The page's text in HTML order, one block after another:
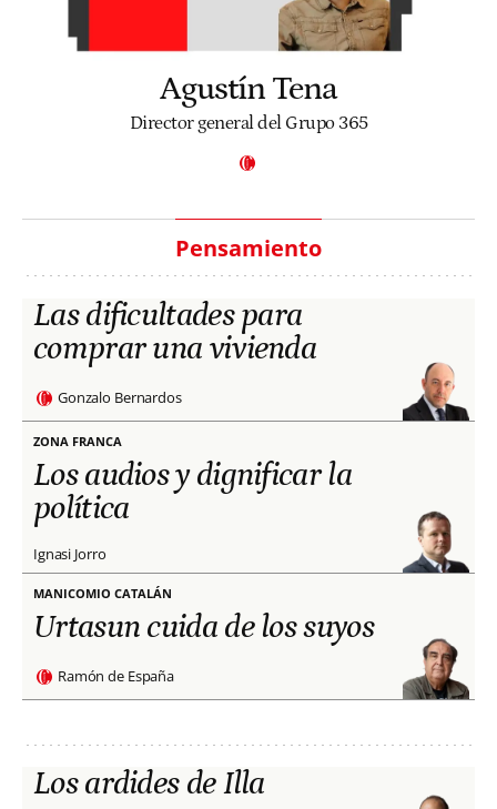
Agustín Tena
Director general del Grupo 365
Pensamiento
Las dificultades para
comprar una vivienda
Gonzalo Bernardos
ZONA FRANCA
Los audios y dignificar la
política
Ignasi Jorro
MANICOMIO CATALÁN
Urtasun cuida de los suyos
Ramón de España
Los ardides de Illa